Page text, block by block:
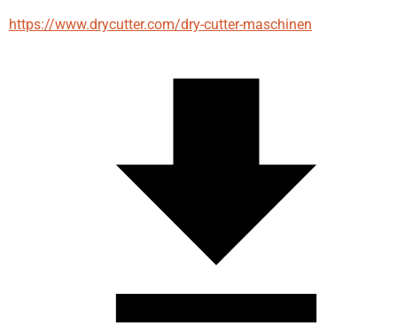
https://www.drycutter.com/dry-cutter-maschinen